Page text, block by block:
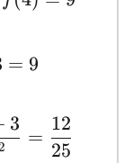
= 9
3
=
25
12